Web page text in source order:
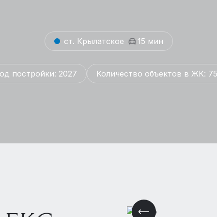
ст. Крылатское 15 мин
постройки: 2027 Количество объектов в ЖК: